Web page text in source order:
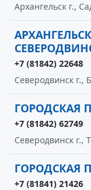
Архангельск г.,
+7 (81842) 22648
Северодвинск г.,
ГОРОДСКАЯ
+7 (81842) 62749
Северодвинск г.,
ГОРОДСКАЯ
+7 (81841) 21426